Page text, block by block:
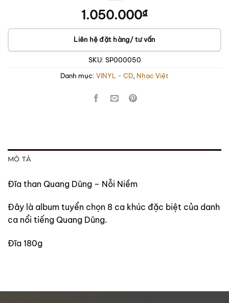
1.050.000₫
Liên hệ đặt hàng/ tư vấn
SKU: SP000050
Danh mục: VINYL - CD Nhạc Việt
MÔ TẢ
Đĩa than Quang Dũng – Nỗi Niềm
Đây là album tuyển chọn 8 ca khúc đặc biệt của danh
ca nổi tiếng Quang Dũng.
Đĩa 180g